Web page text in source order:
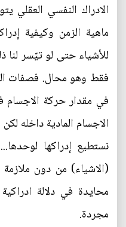
الادراك النفسي العقلي
ماهية الزمن وكيفية
للأشياء حتى لو تيّسر
فقط وهو محال. فصفات
في مقدار حركة
الاجسام المادية داخله
نستطيع إدراكها
(الاشياء) من دون ملازمة
محايدة في دلالة
مجردة.